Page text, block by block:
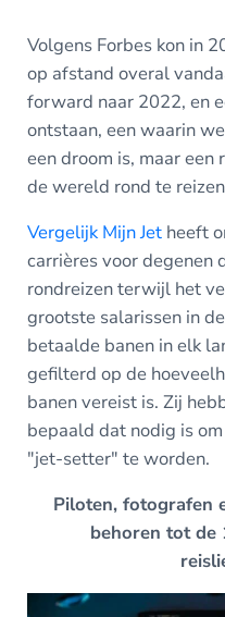
Volgens Forbes kon in
op afstand overal
forward naar 2022, en
ontstaan, een waarin
een droom is, maar
de wereld rond te
Vergelijk Mijn Jetheeft
carrières voor degenen
rondreizen terwijl het
grootste salarissen in
betaalde banen in elk
gefilterd op de
banen vereist is. Zij
bepaald dat nodig is
"jet-setter" te worden.
Piloten, fotografen
behoren tot de